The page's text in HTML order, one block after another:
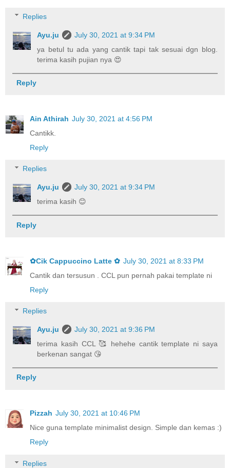
Replies
Ayu.ju
July 30, 2021 at 9:34 PM
ya betul tu ada yang cantik tapi tak sesuai dgn blog.
terima kasih pujian nya 😍
Reply
Ain Athirah July 30, 2021 at 4:56 PM
Cantikk.
Reply
Replies
Ayu.ju
July 30, 2021 at 9:34 PM
terima kasih 😊
Reply
✿Cik Cappuccino Latte ✿ July 30, 2021 at 8:33 PM
Cantik dan tersusun . CCL pun pernah pakai template ni
Reply
Replies
Ayu.ju
July 30, 2021 at 9:36 PM
terima kasih CCL 🥰 hehehe cantik template ni saya
berkenan sangat 😘
Reply
Pizzah July 30, 2021 at 10:46 PM
Nice guna template minimalist design. Simple dan kemas :)
Reply
Replies